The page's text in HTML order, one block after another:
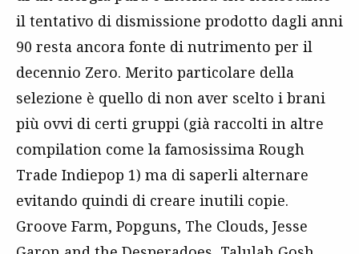
il tentativo di dismissione prodotto dagli anni
90 resta ancora fonte di nutrimento per il
decennio Zero. Merito particolare della
selezione è quello di non aver scelto i brani
più ovvi di certi gruppi (già raccolti in altre
compilation come la famosissima Rough
Trade Indiepop 1) ma di saperli alternare
evitando quindi di creare inutili copie.
Groove Farm, Popguns, The Clouds, Jesse